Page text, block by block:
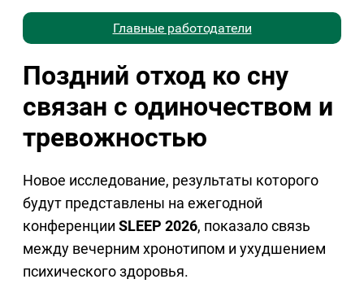
Главные работодатели
Поздний отход ко сну
связан с одиночеством и
тревожностью
Новое исследование, результаты которого
будут представлены на ежегодной
конференции SLEEP 2026, показало связь
между вечерним хронотипом и ухудшением
психического здоровья.